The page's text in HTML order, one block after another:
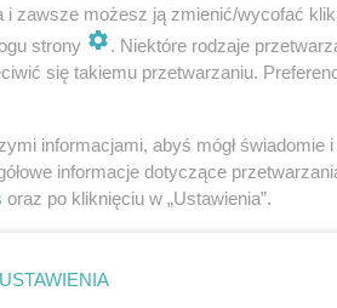
Ryże i kasze
Wielkanoc
fasolka kukurydza natka. olej
i zawsze możesz ją zmienić/wycofać
strony
. Niektóre rodzaje
się takiemu przetwarzaniu.
informacjami, abyś mógł
informacje dotyczące
oraz po kliknięciu w „Ustawienia”.
USTAWIENIA